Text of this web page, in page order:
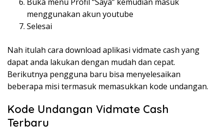
menggunakan akun youtube
Selesai
Nah itulah cara download aplikasi vidmate cash yang
dapat anda lakukan dengan mudah dan cepat.
Berikutnya pengguna baru bisa menyelesaikan
beberapa misi termasuk memasukkan kode undangan.
Kode Undangan Vidmate Cash
Terbaru